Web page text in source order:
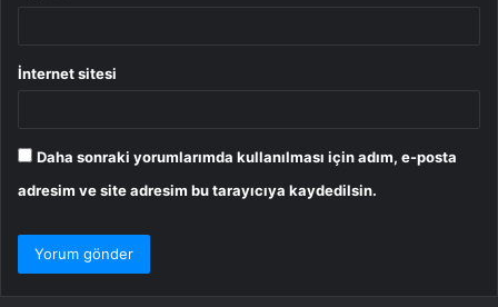
İnternet sitesi
Daha sonraki yorumlarımda kullanılması için adım, e-posta
adresim ve site adresim bu tarayıcıya kaydedilsin.